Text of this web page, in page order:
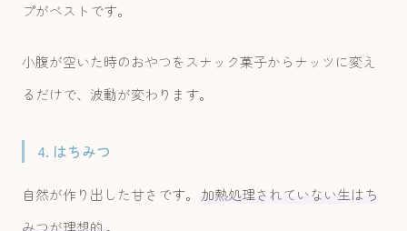
プがベストです。
小腹が空いた時のおやつをスナック菓子からナッツに変え
るだけで、波動が変わります。
4. はちみつ
自然が作り出した甘さです。
加熱処理されていない生はち
みつが理想的 。